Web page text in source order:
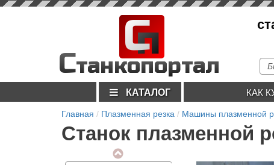
п
С
Станкопортал
КАТАЛОГ КАК
Главная Плазменная резка Машины плазменной
Станок плазменной